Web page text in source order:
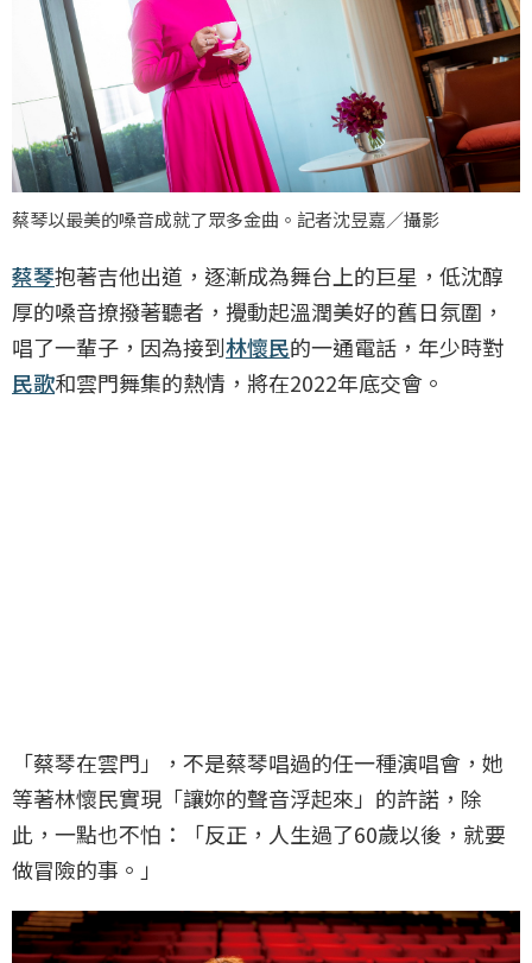
蔡琴以最美的嗓音成就了眾多金曲。記者沈昱嘉／攝影
蔡琴抱著吉他出道，逐漸成為舞台上的巨星，低沈醇
厚的嗓音撩撥著聽者，攪動起溫潤美好的舊日氛圍，
唱了一輩子，因為接到林懷民的一通電話，年少時對
民歌和雲門舞集的熱情，將在2022年底交會。
「蔡琴在雲門」，不是蔡琴唱過的任一種演唱會，她
等著林懷民實現「讓妳的聲音浮起來」的許諾，除
此，一點也不怕：「反正，人生過了60歲以後，就要
做冒險的事。」